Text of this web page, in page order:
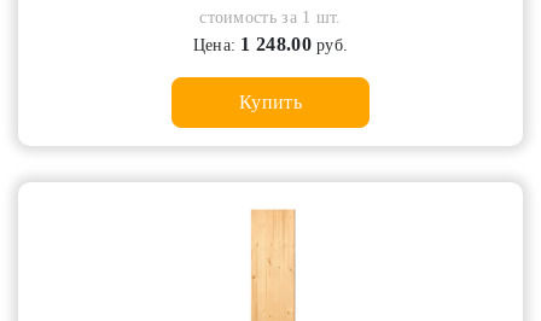
стоимость за 1 шт.
Цена: 1 248.00руб.
Купить